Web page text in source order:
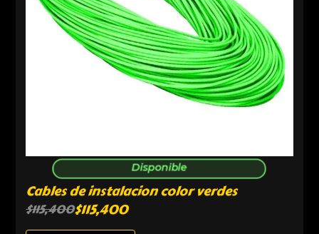
Disponible
Cables de instalacion color verdes
$115,400$115,400